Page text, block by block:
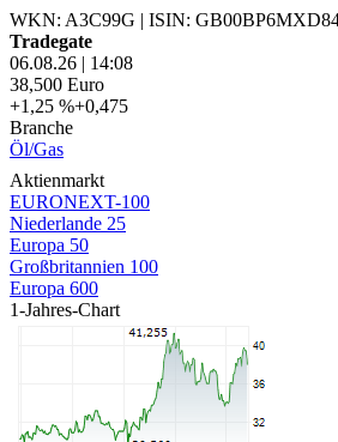
WKN: A3C99G | ISIN:
Tradegate
06.08.26 | 14:08
38,500 Euro
+1,25 %+0,475
Branche
Öl/Gas
Aktienmarkt
EURONEXT-100
Niederlande 25
Europa 50
Großbritannien 100
Europa 600
1-Jahres-Chart